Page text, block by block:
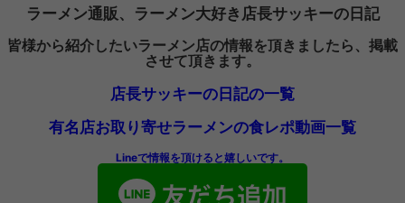
ラーメン通販、ラーメン大好き店長サッキーの日記
皆様から紹介したいラーメン店の情報を頂きましたら、掲載
させて頂きます。
店長サッキーの日記の一覧
有名店お取り寄せラーメンの食レポ動画一覧
Lineで情報を頂けると嬉しいです。